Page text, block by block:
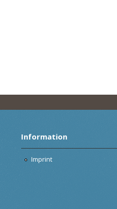
Information
Imprint